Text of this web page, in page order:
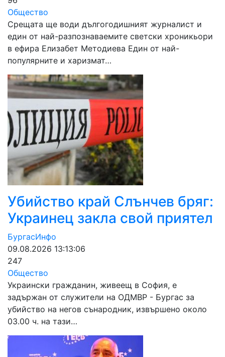
Общество
Срещата ще води дългогодишният журналист и
един от най-разпознаваемите светски хроникьори
в ефира Елизабет Методиева Един от най-
популярните и харизмат…
Убийство край Слънчев бряг:
Украинец закла свой приятел
БургасИнфо
09.08.2026 13:13:06
247
Общество
Украински гражданин, живеещ в София, е
задържан от служители на ОДМВР - Бургас за
убийство на негов сънародник, извършено около
03.00 ч. на тази…